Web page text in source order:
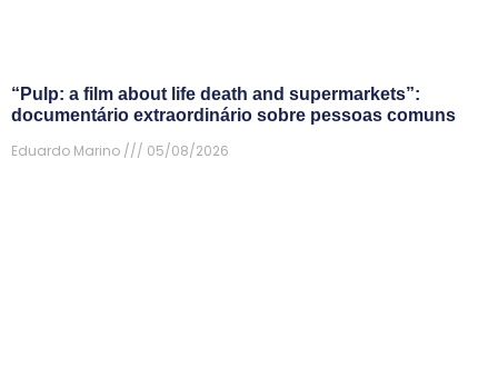
“Pulp: a film about life death and supermarkets”:
documentário extraordinário sobre pessoas comuns
Eduardo Marino
05/08/2026